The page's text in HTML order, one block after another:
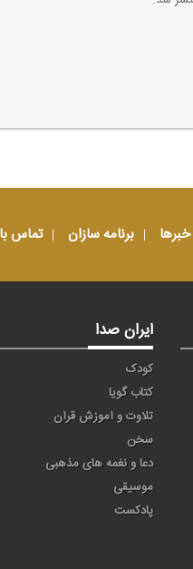
خبرها برنامه سازان تماس
ایران صدا
کودک
کتاب گویا
تلاوت و آموزش قرآن
سخن
دعا و نغمه های مذهبی
موسیقی
پادکست